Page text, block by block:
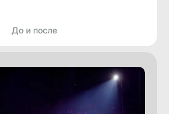
До и после